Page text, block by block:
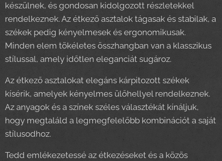
készülnek, és gondosan kidolgozott részletekkel
rendelkeznek. Az étkező asztalok tágasak és stabilak, a
székek pedig kényelmesek és ergonomikusak.
Minden elem tökéletes összhangban van a klasszikus
stílussal, amely időtlen eleganciát sugároz.
Az étkező asztalokat elegáns kárpitozott székek
kísérik, amelyek kényelmes ülőhellyel rendelkeznek.
Az anyagok és a színek széles választékát kínáljuk,
hogy megtaláld a legmegfelelőbb kombinációt a saját
stílusodhoz.
Tedd emlékezetessé az étkezéseket és a közös